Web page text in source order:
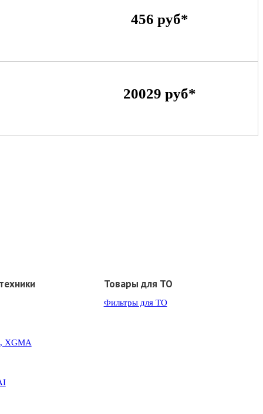
456 руб*
20029 руб*
XGMA
Товары для ТО
Фильтры для ТО